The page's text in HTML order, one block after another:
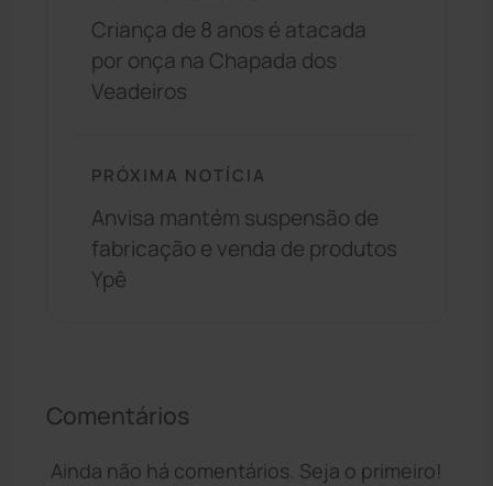
Criança de 8 anos é atacada
por onça na Chapada dos
Veadeiros
PRÓXIMA NOTÍCIA
Anvisa mantém suspensão de
fabricação e venda de produtos
Ypê
Comentários
Ainda não há comentários. Seja o primeiro!